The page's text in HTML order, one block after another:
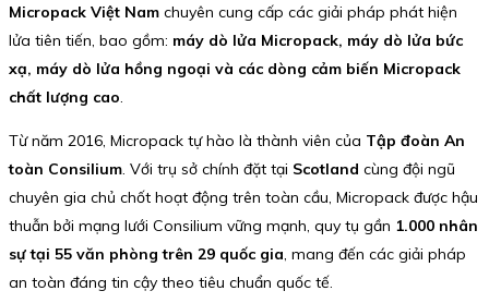
Micropack Việt Nam chuyên cung cấp các giải pháp phát hiện
lửa tiên tiến, bao gồm: máy dò lửa Micropack, máy dò lửa bức
xạ, máy dò lửa hồng ngoại và các dòng cảm biến Micropack
chất lượng cao.
Từ năm 2016, Micropack tự hào là thành viên của Tập đoàn An
toàn Consilium. Với trụ sở chính đặt tại Scotland cùng đội ngũ
chuyên gia chủ chốt hoạt động trên toàn cầu, Micropack được hậu
thuẫn bởi mạng lưới Consilium vững mạnh, quy tụ gần 1.000 nhân
sự tại 55 văn phòng trên 29 quốc gia, mang đến các giải pháp
an toàn đáng tin cậy theo tiêu chuẩn quốc tế.